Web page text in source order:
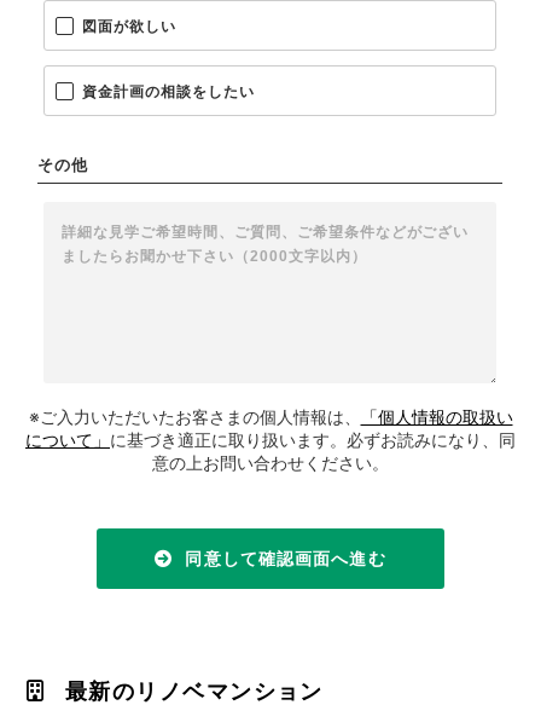
図面が欲しい
資金計画の相談をしたい
その他
※ご入力いただいたお客さまの個人情報は、
「個人情報の取扱い
について」 に基づき適正に取り扱います。必ずお読みになり、同
意の上お問い合わせください。
同意して確認画面へ進む
最新のリノベマンション